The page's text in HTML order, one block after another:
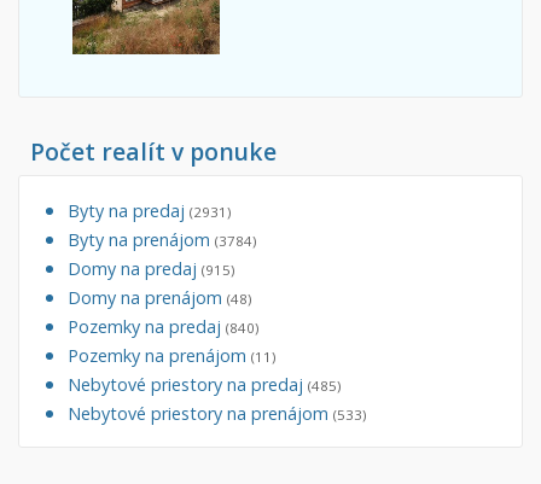
Počet realít v ponuke
Byty na predaj (2931)
Byty na prenájom (3784)
Domy na predaj (915)
Domy na prenájom (48)
Pozemky na predaj (840)
Pozemky na prenájom (11)
Nebytové priestory na predaj (485)
Nebytové priestory na prenájom (533)